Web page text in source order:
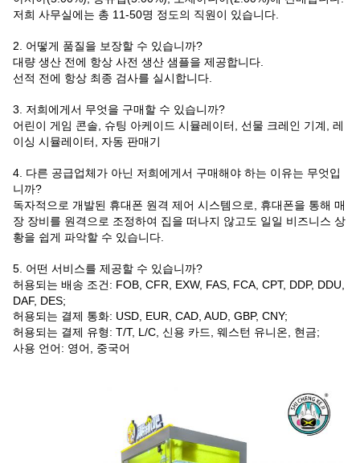
저희 사무실에는 총 11-50명 정도의 직원이 있습니다.
2. 어떻게 품질을 보장할 수 있습니까?
대량 생산 전에 항상 사전 생산 샘플을 제공합니다.
선적 전에 항상 최종 검사를 실시합니다.
3. 저희에게서 무엇을 구매할 수 있습니까?
어린이 게임 콘솔, 슈팅 아케이드 시뮬레이터, 선물 크레인 기계, 레
이싱 시뮬레이터, 자동 판매기
4. 다른 공급업체가 아닌 저희에게서 구매해야 하는 이유는 무엇입
니까?
독자적으로 개발된 휴대폰 원격 제어 시스템으로, 휴대폰을 통해 매
장 장비를 원격으로 조정하여 집을 떠나지 않고도 일일 비즈니스 상
황을 쉽게 파악할 수 있습니다.
5. 어떤 서비스를 제공할 수 있습니까?
허용되는 배송 조건: FOB, CFR, EXW, FAS, FCA, CPT, DDP, DDU,
DAF, DES;
허용되는 결제 통화: USD, EUR, CAD, AUD, GBP, CNY;
허용되는 결제 유형: T/T, L/C, 신용 카드, 웨스턴 유니온, 현금;
사용 언어: 영어, 중국어